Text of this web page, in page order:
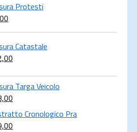
Protesti
Catastale
Targa Veicolo
Cronologico Pra